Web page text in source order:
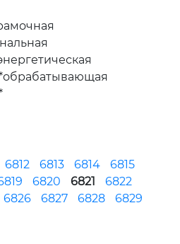
6812 6813 6814
6815
6820 6821
6822
6826 6827 6828
6829